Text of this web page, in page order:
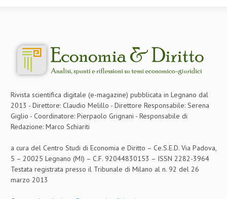
DIRITTO DEL LAVORO
DIRITTO DEL WEB
CRIMINOLOGIA E CRIMINALISTICA
SICUREZZA SUL LAVORO
DIRITTO TRIBUTARIO
FISCALITÀ INTERNAZIONALE
Rivista scientifica digitale (e-magazine) pubblicata in Legnano dal
2013 - Direttore: Claudio Melillo - Direttore Responsabile: Serena
Giglio - Coordinatore: Pierpaolo Grignani - Responsabile di
Redazione: Marco Schiariti
a cura del Centro Studi di Economia e Diritto – Ce.S.E.D. Via Padova,
5 – 20025 Legnano (MI) – C.F. 92044830153 – ISSN 2282-3964
Testata registrata presso il Tribunale di Milano al n. 92 del 26
marzo 2013